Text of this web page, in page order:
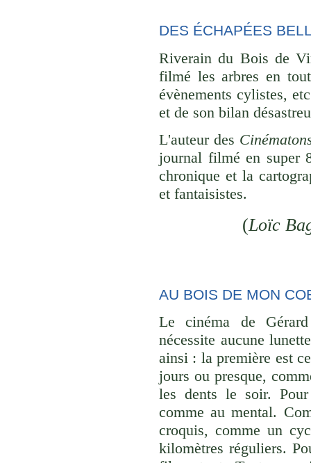
DES ÉCHAPÉES
Riverain du Bois de
filmé les arbres en
évènements cylistes,
et de son bilan
L'auteur des
journal filmé en super
chronique et la
et fantaisistes.
(Loïc
AU BOIS DE MON
Le cinéma de
nécessite aucune
ainsi : la première est
jours ou presque,
les dents le soir.
comme au mental.
croquis, comme un
kilomètres réguliers.